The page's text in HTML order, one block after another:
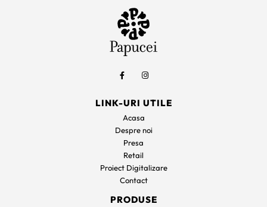
LINK-URI UTILE
Acasa
Despre noi
Presa
Retail
Proiect Digitalizare
Contact
PRODUSE